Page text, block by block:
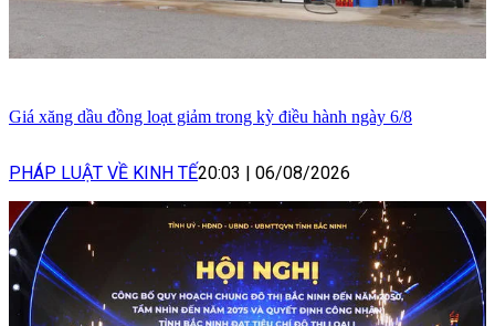
Giá xăng dầu đồng loạt giảm trong kỳ điều hành ngày 6/8
PHÁP LUẬT VỀ KINH TẾ20:03 06/08/2026